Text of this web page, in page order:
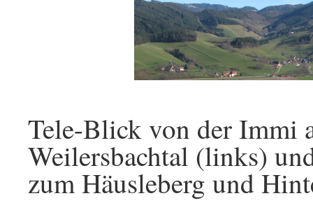
Tele-Blick von der Immi
Weilersbachtal (links)
zum Häusleberg und